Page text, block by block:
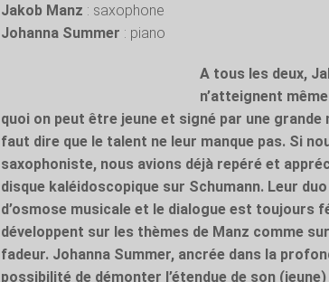
Jakob Manz : saxophone
Johanna Summer : piano
A tous les deux,
n’atteignent
quoi on peut être jeune et signé par une grande
faut dire que le talent ne leur manque pas. Si
saxophoniste, nous avions déjà repéré et
disque kaléidoscopique sur Schumann. Leur
d’osmose musicale et le dialogue est toujours
développent sur les thèmes de Manz comme
fadeur. Johanna Summer, ancrée dans la
possibilité de démonter l’étendue de son